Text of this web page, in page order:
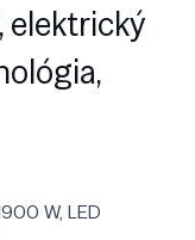
elektrický
W, LED